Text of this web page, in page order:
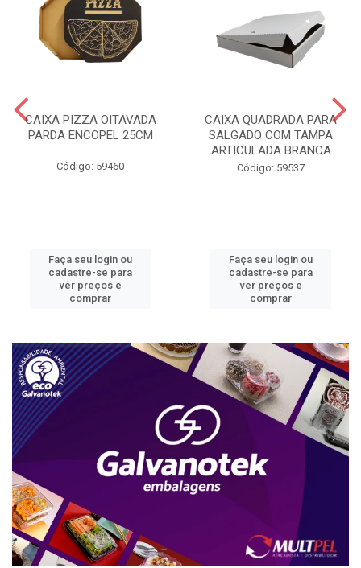
CAIXA PIZZA OITAVADA
PARDA ENCOPEL 25CM
Código: 59460
Faça seu login ou
cadastre-se para
ver preços e
comprar
CAIXA QUADRADA PARA
SALGADO COM TAMPA
ARTICULADA BRANCA
Código: 59537
Faça seu login ou
cadastre-se para
ver preços e
comprar